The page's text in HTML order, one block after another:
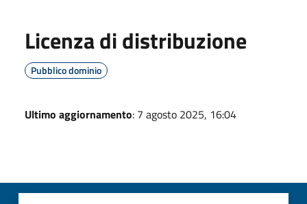
Licenza di distribuzione
Pubblico dominio
Ultimo aggiornamento: 7 agosto 2025, 16:04